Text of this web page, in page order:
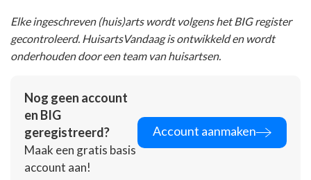
Elke ingeschreven (huis)arts wordt volgens het BIG register
gecontroleerd. HuisartsVandaag is ontwikkeld en wordt
onderhouden door een team van huisartsen.
Nog geen account
en BIG
geregistreerd?
Maak een gratis basis
account aan!
Account aanmaken